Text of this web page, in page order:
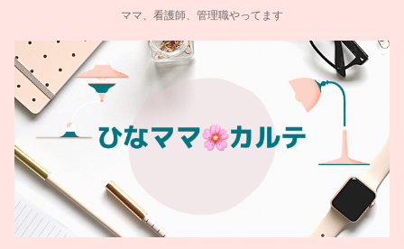
ママ、看護師、管理職やってます